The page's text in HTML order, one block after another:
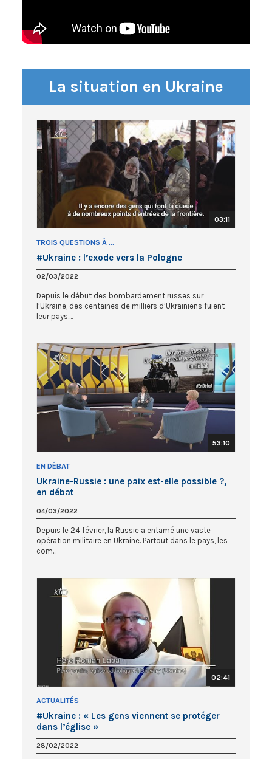
La situation en Ukraine
03:11
TROIS QUESTIONS À ...
#Ukraine : l’exode vers la Pologne
02/03/2022
Depuis le début des bombardement russes sur
l’Ukraine, des centaines de milliers d’Ukrainiens fuient
leur pays,...
53:10
EN DÉBAT
Ukraine-Russie : une paix est-elle possible ?,
en débat
04/03/2022
Depuis le 24 février, la Russie a entamé une vaste
opération militaire en Ukraine. Partout dans le pays, les
com...
02:41
ACTUALITÉS
#Ukraine : « Les gens viennent se protéger
dans l’église »
28/02/2022